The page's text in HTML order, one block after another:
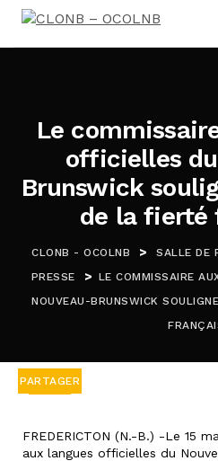
Le
officielles
Brunswick
de la fierté
CLONB - OCOLNB >
SALLE DE
PRESSE
> LE COMMISSAIRE
NOUVEAU-BRUNSWICK
PARTAGER
FREDERICTON (N.-B.) -Le 15
aux langues officielles du